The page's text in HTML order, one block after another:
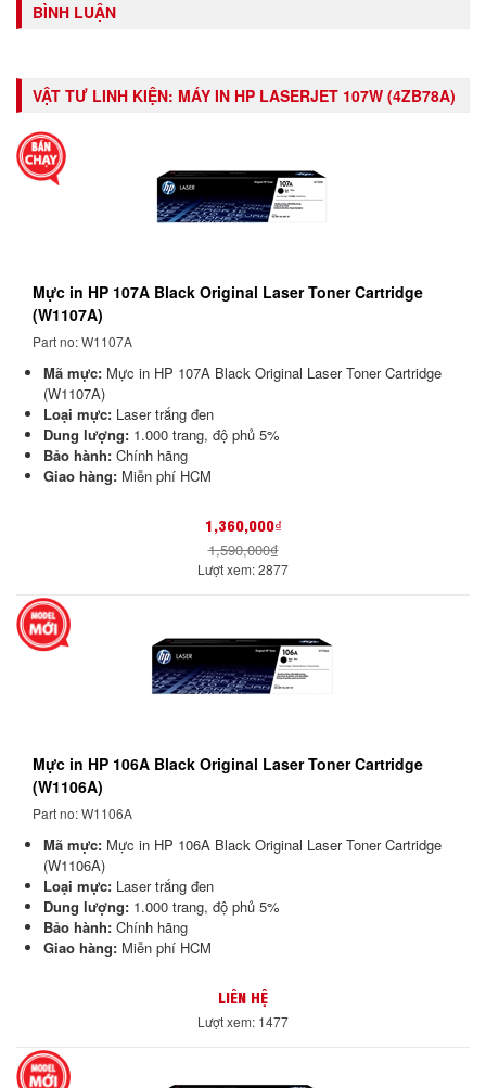
BÌNH LUẬN
VẬT TƯ LINH KIỆN: MÁY IN HP LASERJET 107W (4ZB78A)
Mực in HP 107A Black Original Laser Toner Cartridge
(W1107A)
Part no: W1107A
Mã mực: Mực in HP 107A Black Original Laser Toner Cartridge
(W1107A)
Loại mực: Laser trắng đen
Dung lượng: 1.000 trang, độ phủ 5%
Bảo hành: Chính hãng
Giao hàng: Miễn phí HCM
1,360,000₫
1,590,000₫
Lượt xem: 2877
Mực in HP 106A Black Original Laser Toner Cartridge
(W1106A)
Part no: W1106A
Mã mực: Mực in HP 106A Black Original Laser Toner Cartridge
(W1106A)
Loại mực: Laser trắng đen
Dung lượng: 1.000 trang, độ phủ 5%
Bảo hành: Chính hãng
Giao hàng: Miễn phí HCM
LIÊN HỆ
Lượt xem: 1477